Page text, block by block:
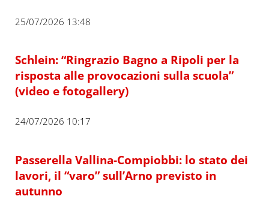
25/07/2026 13:48
Schlein: “Ringrazio Bagno a Ripoli per la
risposta alle provocazioni sulla scuola”
(video e fotogallery)
24/07/2026 10:17
Passerella Vallina-Compiobbi: lo stato dei
lavori, il “varo” sull’Arno previsto in
autunno